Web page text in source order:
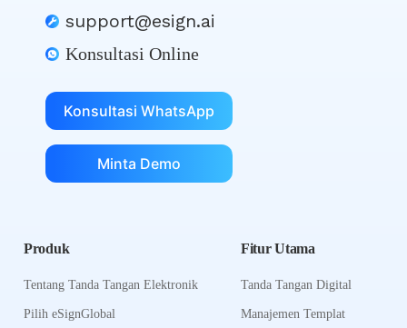
support@esign.ai
Konsultasi Online
Konsultasi WhatsApp
Minta Demo
Produk
Tentang Tanda Tangan Elektronik
Pilih eSignGlobal
Fitur Utama
Tanda Tangan Digital
Manajemen Templat